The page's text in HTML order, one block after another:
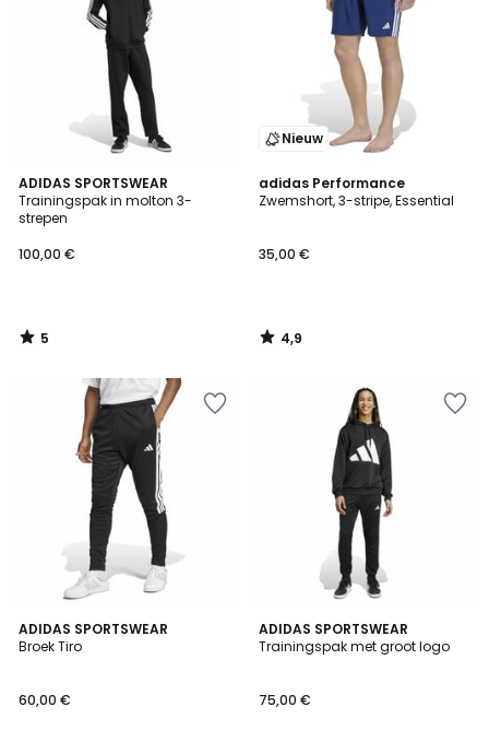
ADIDAS SPORTSWEAR
Trainingspak in molton 3-
strepen
100,00 €
5
/
5
5
/
Nieuw
adidas Performance
Zwemshort, 3-stripe, Essential
35,00 €
4,9
/ 5
4,9
/
ADIDAS SPORTSWEAR
Broek Tiro
60,00 €
5
/
ADIDAS SPORTSWEAR
Trainingspak met groot logo
75,00 €